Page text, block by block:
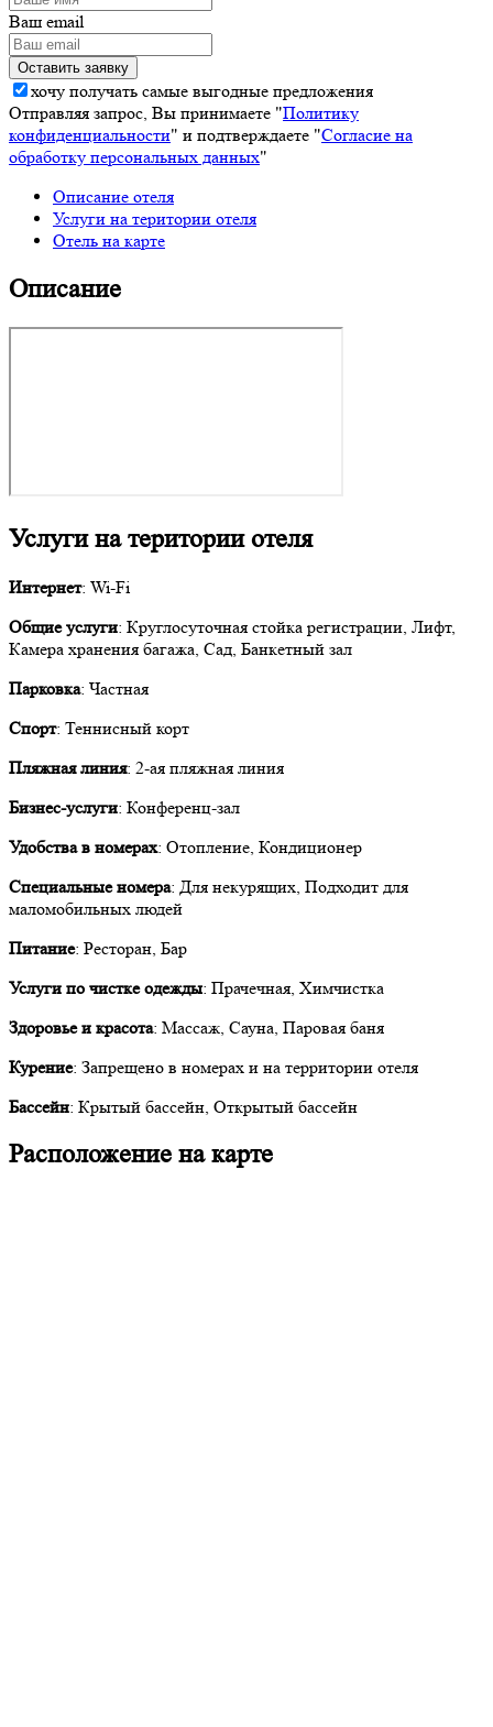
Ваш email
хочу получать самые выгодные предложения
Отправляя запрос, Вы принимаете "Политику
конфиденциальности" и подтверждаете "Согласие на
обработку персональных данных"
Описание отеля
Услуги на територии отеля
Отель на карте
Описание
Услуги на територии отеля
Интернет: Wi-Fi
Общие услуги: Круглосуточная стойка регистрации, Лифт,
Камера хранения багажа, Сад, Банкетный зал
Парковка: Частная
Спорт: Теннисный корт
Пляжная линия: 2-ая пляжная линия
Бизнес-услуги: Конференц-зал
Удобства в номерах: Отопление, Кондиционер
Специальные номера: Для некурящих, Подходит для
маломобильных людей
Питание: Ресторан, Бар
Услуги по чистке одежды: Прачечная, Химчистка
Здоровье и красота: Массаж, Сауна, Паровая баня
Курение: Запрещено в номерах и на территории отеля
Бассейн: Крытый бассейн, Открытый бассейн
Расположение на карте